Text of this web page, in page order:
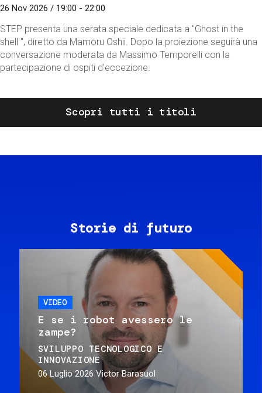
26 Nov 2026 / 19:00 - 22:00
STEP presenta una serata speciale dedicata a "Ghost in the
shell ", diretto da Mamoru Oshii. Dopo la proiezione seguirà una
conversazione moderata da Massimo Temporelli con la
partecipazione di ospiti d'eccezione.
Scopri tutti i titoli
Storie di futuro
VIDEO
E se i robot avessero le
zampe?
SVILUPPO TECNOLOGICO E
INNOVAZIONE
06 Luglio 2026 Victor Barasuol